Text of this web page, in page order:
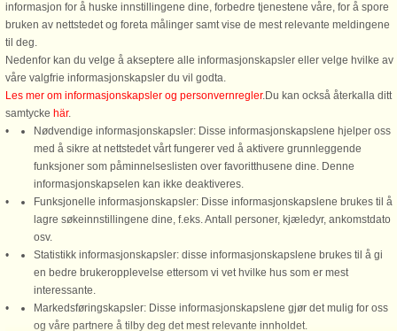
Dette rummelige rækkehus tilbyder
komfortabel indkvartering med fire
soveværelser, med i alt ni senge,
hvilket gør det perfekt til større
familier eller grupper. Ejendommen
er kæledyrsvenlig, så du kan ...
fra 10.550 NOK
alle hus i området.
DanCenter A/S - Kronprinsensgade 3, 2. - 1114 København K - Danmark
informasjon for å huske innstillingene dine, forbedre tjenestene våre, for å spore
bruken av nettstedet og foreta målinger samt vise de mest relevante meldingene
til deg.
Nedenfor kan du velge å akseptere alle informasjonskapsler eller velge hvilke av
våre valgfrie informasjonskapsler du vil godta.
Les mer om informasjonskapsler og personvernregler.Du kan också återkalla ditt
samtycke här.
Nødvendige informasjonskapsler: Disse informasjonskapslene hjelper oss
med å sikre at nettstedet vårt fungerer ved å aktivere grunnleggende
funksjoner som påminnelseslisten over favoritthusene dine. Denne
informasjonskapselen kan ikke deaktiveres.
Funksjonelle informasjonskapsler: Disse informasjonskapslene brukes til å
lagre søkeinnstillingene dine, f.eks. Antall personer, kjæledyr, ankomstdato
osv.
Statistikk informasjonskapsler: disse informasjonskapslene brukes til å gi
en bedre brukeropplevelse ettersom vi vet hvilke hus som er mest
interessante.
Markedsføringskapsler: Disse informasjonskapslene gjør det mulig for oss
og våre partnere å tilby deg det mest relevante innholdet.